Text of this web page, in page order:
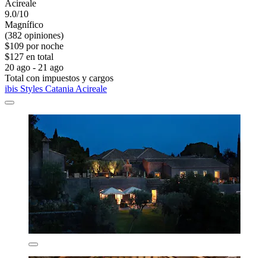
Acireale
9.0/10
Magnífico
(382 opiniones)
$109 por noche
$127 en total
20 ago - 21 ago
Total con impuestos y cargos
ibis Styles Catania Acireale